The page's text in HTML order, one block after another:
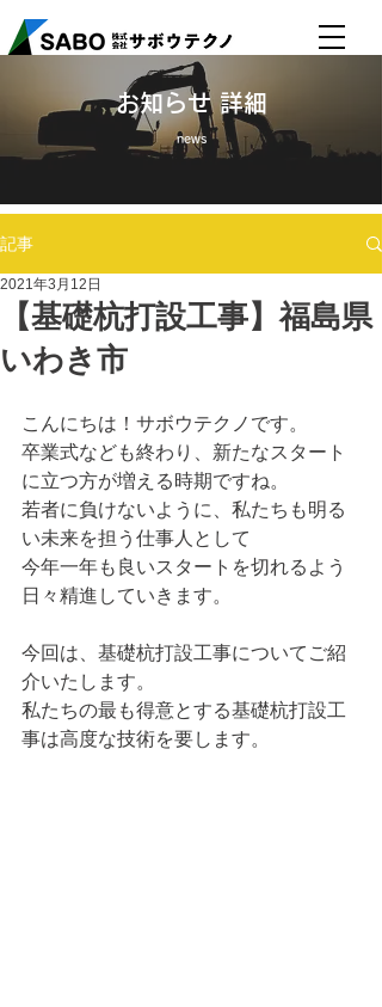
​お知らせ 詳細
news
記事
【基礎杭打設工事】福島県
いわき市
2021年3月12日
こんにちは！サボウテクノです。
卒業式なども終わり、新たなスタート
に立つ方が増える時期ですね。
若者に負けないように、私たちも明る
い未来を担う仕事人として
今年一年も良いスタートを切れるよう
日々精進していきます。
今回は、基礎杭打設工事についてご紹
介いたします。
私たちの最も得意とする基礎杭打設工
事は高度な技術を要します。